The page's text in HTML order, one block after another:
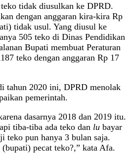
tidak diusulkan ke DPRD.
dengan anggaran kira-kira Rp
tidak usul. Yang diusul ke
505 teko di Dinas Pendidikan
Bupati membuat Peraturan
teko dengan anggaran Rp 17
tahun 2020 ini, DPRD menolak
pemerintah.
dasarnya 2018 dan 2019 itu.
tiba-tiba ada teko dan lu bayar
teko pun hanya 3 bulan saja.
(bupati) pecat teko?,” kata Afa.